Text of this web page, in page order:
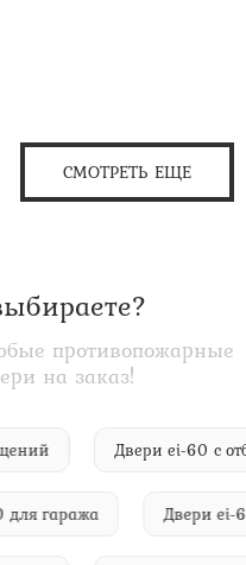
СМОТРЕТЬ ЕЩЕ
противопожарные
на заказ!
Двери ei-60
гаража Двери ei-60